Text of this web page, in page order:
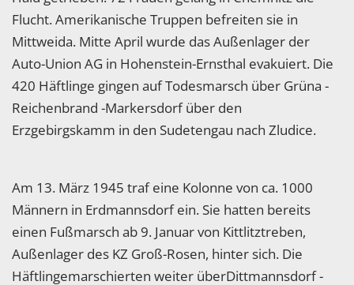
Flucht. Amerikanische Truppen befreiten sie in
Mittweida. Mitte April wurde das Außenlager der
Auto-Union AG in Hohenstein-Ernsthal evakuiert. Die
420 Häftlinge gingen auf Todesmarsch über Grüna -
Reichenbrand -Markersdorf über den
Erzgebirgskamm in den Sudetengau nach Zludice.
Am 13. März 1945 traf eine Kolonne von ca. 1000
Männern in Erdmannsdorf ein. Sie hatten bereits
einen Fußmarsch ab 9. Januar von Kittlitztreben,
Außenlager des KZ Groß-Rosen, hinter sich. Die
Häftlingemarschierten weiter überDittmannsdorf -